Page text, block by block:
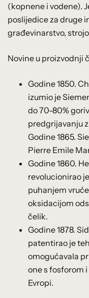
(kopnene i vodene).
poslijedice za druge
građevinarstvo,
Novine u proizvodnji
Godine 1850.
izumio je
do 70-80%
predgrijavanju
Godine 1865.
Pierre Emile
Godine 1860.
revolucionirao
puhanjem
oksidacijom
čelik.
Godine 1878.
patentirao je
omogućavala
one s fosforom
Evropi.